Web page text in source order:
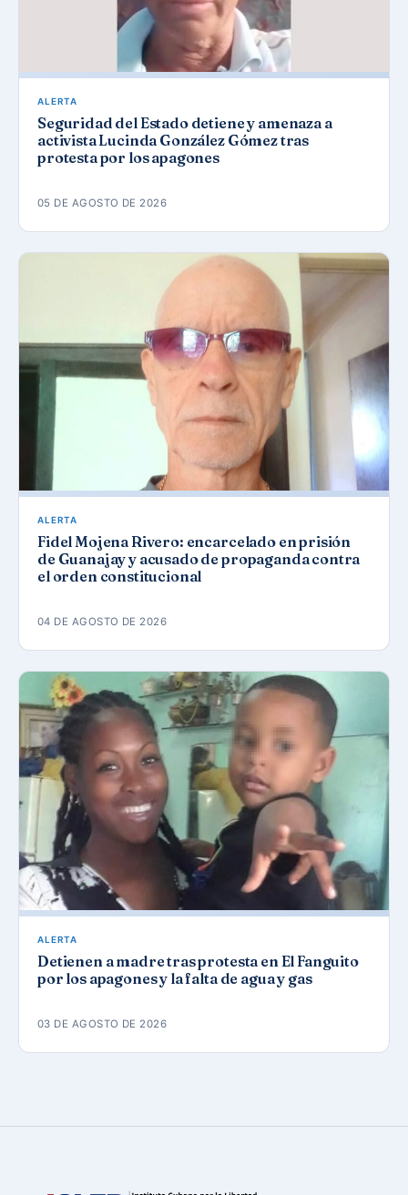
ALERTA
Seguridad del Estado detiene y amenaza a
activista Lucinda González Gómez tras
protesta por los apagones
05 DE AGOSTO DE 2026
ALERTA
Fidel Mojena Rivero: encarcelado en prisión
de Guanajay y acusado de propaganda contra
el orden constitucional
04 DE AGOSTO DE 2026
ALERTA
Detienen a madre tras protesta en El Fanguito
por los apagones y la falta de agua y gas
03 DE AGOSTO DE 2026